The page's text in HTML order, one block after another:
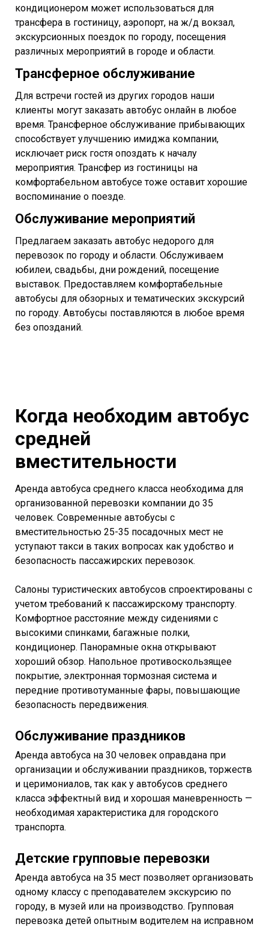
кондиционером может использоваться для
трансфера в гостиницу, аэропорт, на ж/д вокзал,
экскурсионных поездок по городу, посещения
различных мероприятий в городе и области.
Трансферное обслуживание
Для встречи гостей из других городов наши
клиенты могут заказать автобус онлайн в любое
время. Трансферное обслуживание прибывающих
способствует улучшению имиджа компании,
исключает риск гостя опоздать к началу
мероприятия. Трансфер из гостиницы на
комфортабельном автобусе тоже оставит хорошие
воспоминание о поезде.
Обслуживание мероприятий
Предлагаем заказать автобус недорого для
перевозок по городу и области. Обслуживаем
юбилеи, свадьбы, дни рождений, посещение
выставок. Предоставляем комфортабельные
автобусы для обзорных и тематических экскурсий
по городу. Автобусы поставляются в любое время
без опозданий.
Когда необходим автобус
средней
вместительности
Аренда автобуса среднего класса необходима для
организованной перевозки компании до 35
человек. Современные автобусы с
вместительностью 25-35 посадочных мест не
уступают такси в таких вопросах как удобство и
безопасность пассажирских перевозок.
Салоны туристических автобусов спроектированы с
учетом требований к пассажирскому транспорту.
Комфортное расстояние между сидениями с
высокими спинками, багажные полки,
кондиционер. Панорамные окна открывают
хороший обзор. Напольное противоскользящее
покрытие, электронная тормозная система и
передние противотуманные фары, повышающие
безопасность передвижения.
Обслуживание праздников
Аренда автобуса на 30 человек оправдана при
организации и обслуживании праздников, торжеств
и церимониалов, так как у автобусов среднего
класса эффектный вид и хорошая маневренность —
необходимая характеристика для городского
транспорта.
Детские групповые перевозки
Аренда автобуса на 35 мест позволяет организовать
одному классу с преподавателем экскурсию по
городу, в музей или на производство. Групповая
перевозка детей опытным водителем на исправном